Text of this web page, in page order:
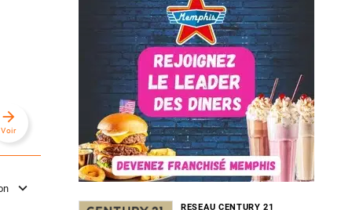
arrow_forward
Voir
RESEAU CENTURY 21